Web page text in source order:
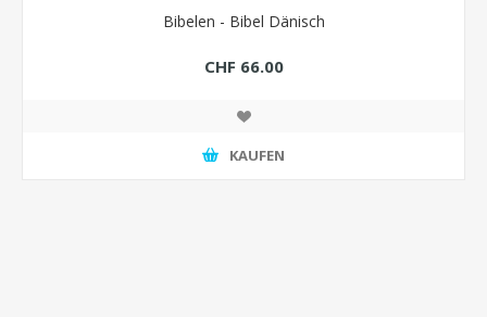
Bibelen - Bibel Dänisch
CHF 66.00
KAUFEN